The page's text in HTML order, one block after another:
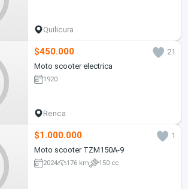
Quilicura
$450.000
21
Moto scooter electrica
1920
Renca
$1.000.000
1
Moto scooter TZM150A-9
2024 176 km 150 cc